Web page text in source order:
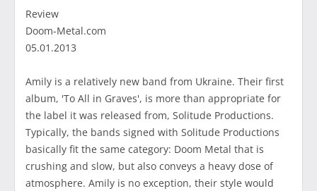
Review
Doom-Metal.com
05.01.2013
Amily is a relatively new band from Ukraine. Their first
album, 'To All in Graves', is more than appropriate for
the label it was released from, Solitude Productions.
Typically, the bands signed with Solitude Productions
basically fit the same category: Doom Metal that is
crushing and slow, but also conveys a heavy dose of
atmosphere. Amily is no exception, their style would